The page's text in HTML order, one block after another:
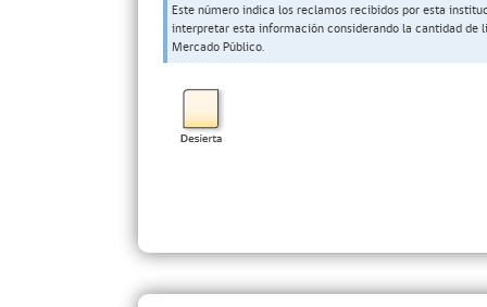
Este número indica los reclamos recibidos por esta
interpretar esta información considerando la cantidad
Mercado Público.